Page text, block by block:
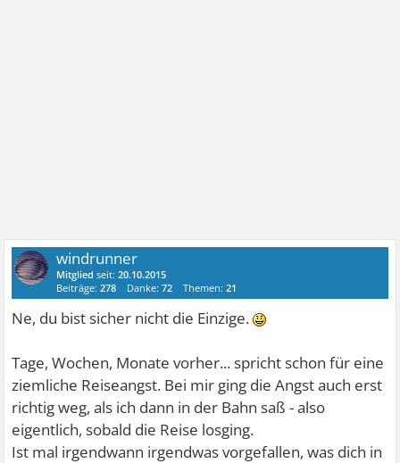
windrunner
Mitglied seit:20.10.2015
Beiträge:278 Danke:72 Themen:21
Ne, du bist sicher nicht die Einzige.
Tage, Wochen, Monate vorher... spricht schon für eine
ziemliche Reiseangst. Bei mir ging die Angst auch erst
richtig weg, als ich dann in der Bahn saß - also
eigentlich, sobald die Reise losging.
Ist mal irgendwann irgendwas vorgefallen, was dich in